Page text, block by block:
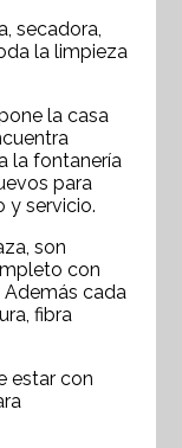
secadora,
la limpieza
la casa
la fontanería
para
y servicio.
son
con
cada
fibra
estar con